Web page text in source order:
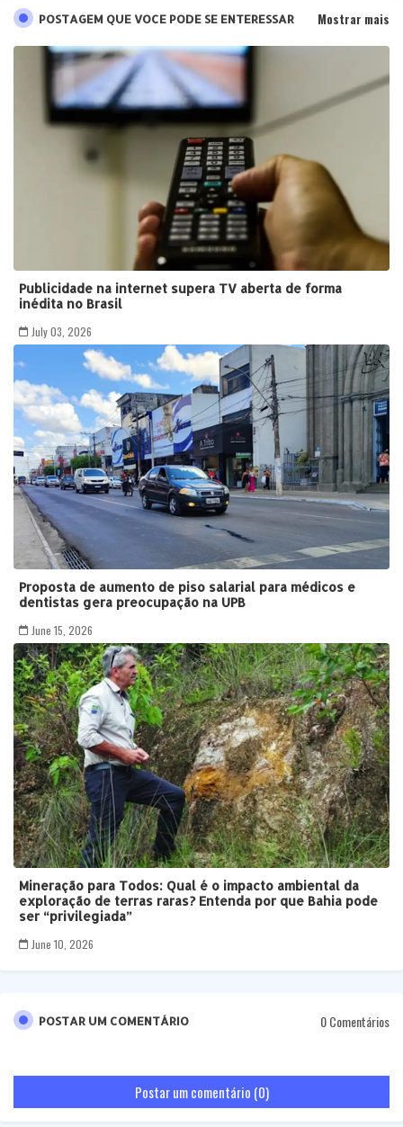
POSTAGEM QUE VOCE PODE SE ENTERESSAR Mostrar mais
Publicidade na internet supera TV aberta de forma
inédita no Brasil
July 03, 2026
Proposta de aumento de piso salarial para médicos e
dentistas gera preocupação na UPB
June 15, 2026
Mineração para Todos: Qual é o impacto ambiental da
exploração de terras raras? Entenda por que Bahia pode
ser “privilegiada”
June 10, 2026
POSTAR UM COMENTÁRIO 0 Comentários
Postar um comentário (0)